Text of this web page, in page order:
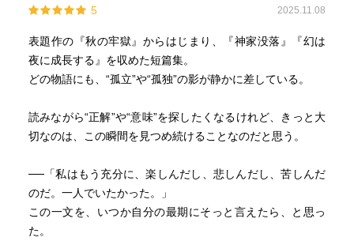
5 2025.11.08
表題作の『秋の牢獄』からはじまり、『神家没落』『幻は
夜に成長する』を収めた短篇集。
どの物語にも、“孤立”や“孤独”の影が静かに差している。
読みながら“正解”や“意味”を探したくなるけれど、きっと大
切なのは、この瞬間を見つめ続けることなのだと思う。
──「私はもう充分に、楽しんだし、悲しんだし、苦しんだ
のだ。一人でいたかった。」
この一文を、いつか自分の最期にそっと言えたら、と思っ
た。